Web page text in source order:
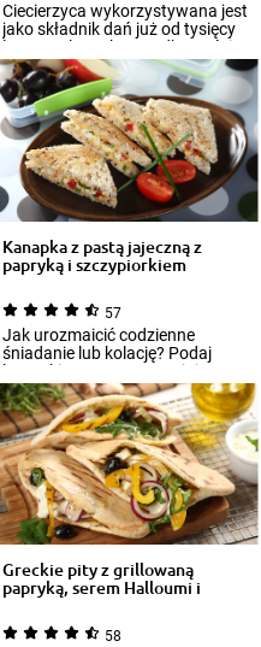
Ciecierzyca wykorzystywana jest
jako składnik dań już od tysięcy
lat. W Polsce zbyt rzadko gości...
Kanapka z pastą jajeczną z
papryką i szczypiorkiem
57
Jak urozmaicić codzienne
śniadanie lub kolację? Podaj
kanapki z pyszną pastą jajeczną
z dodatkiem...
Greckie pity z grillowaną
papryką, serem Halloumi i
58